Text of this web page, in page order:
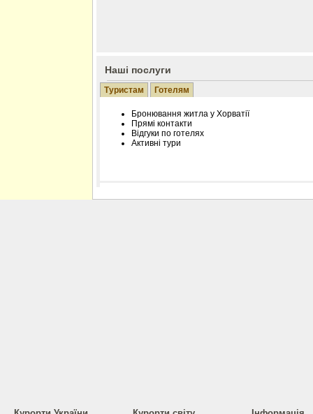
Наші послуги
Туристам Готелям
Бронювання житла у Хорватії
Прямі контакти
Відгуки по готелях
Активні тури
Розміщення інформації про готель на